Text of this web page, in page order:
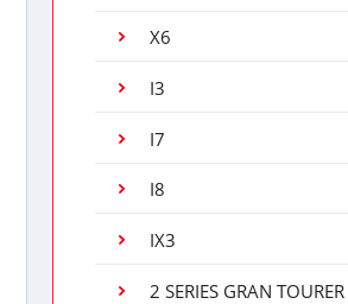
X6
I3
I7
I8
IX3
2 SERIES GRAN TOURER